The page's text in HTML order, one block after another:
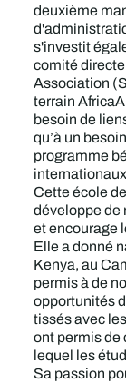
deuxième
s'investit
comité
Association
terrain
besoin de
qu’à un
programme
Cette école
développe de
et encourage
Elle a donné
Kenya, au
permis à de
opportunités
tissés avec
ont permis de
lequel les
Sa passion